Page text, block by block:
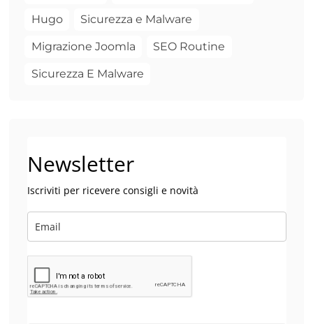
Hugo Sicurezza e Malware
Migrazione Joomla SEO Routine
Sicurezza E Malware
Newsletter
Iscriviti per ricevere consigli e novità